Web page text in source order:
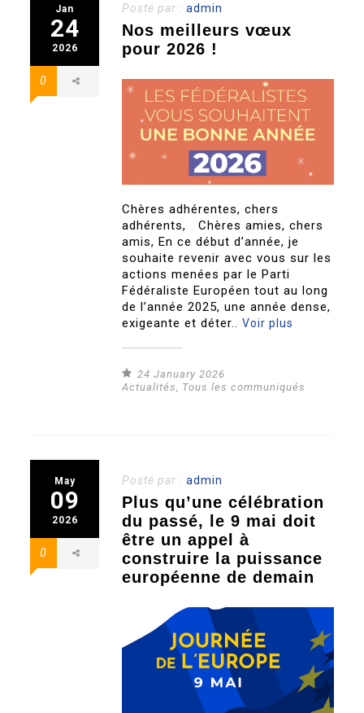
Jan
24
2026
0
Posté par :admin
Nos meilleurs vœux
pour 2026 !
Chères adhérentes, chers
adhérents, Chères amies, chers
amis, En ce début d’année, je
souhaite revenir avec vous sur les
actions menées par le Parti
Fédéraliste Européen tout au long
de l’année 2025, une année dense,
exigeante et déter..Voir plus
24 January 2026
Actualités
Tous les communiqués
May
09
2026
0
Posté par :admin
Plus qu’une célébration
du passé, le 9 mai doit
être un appel à
construire la puissance
européenne de demain